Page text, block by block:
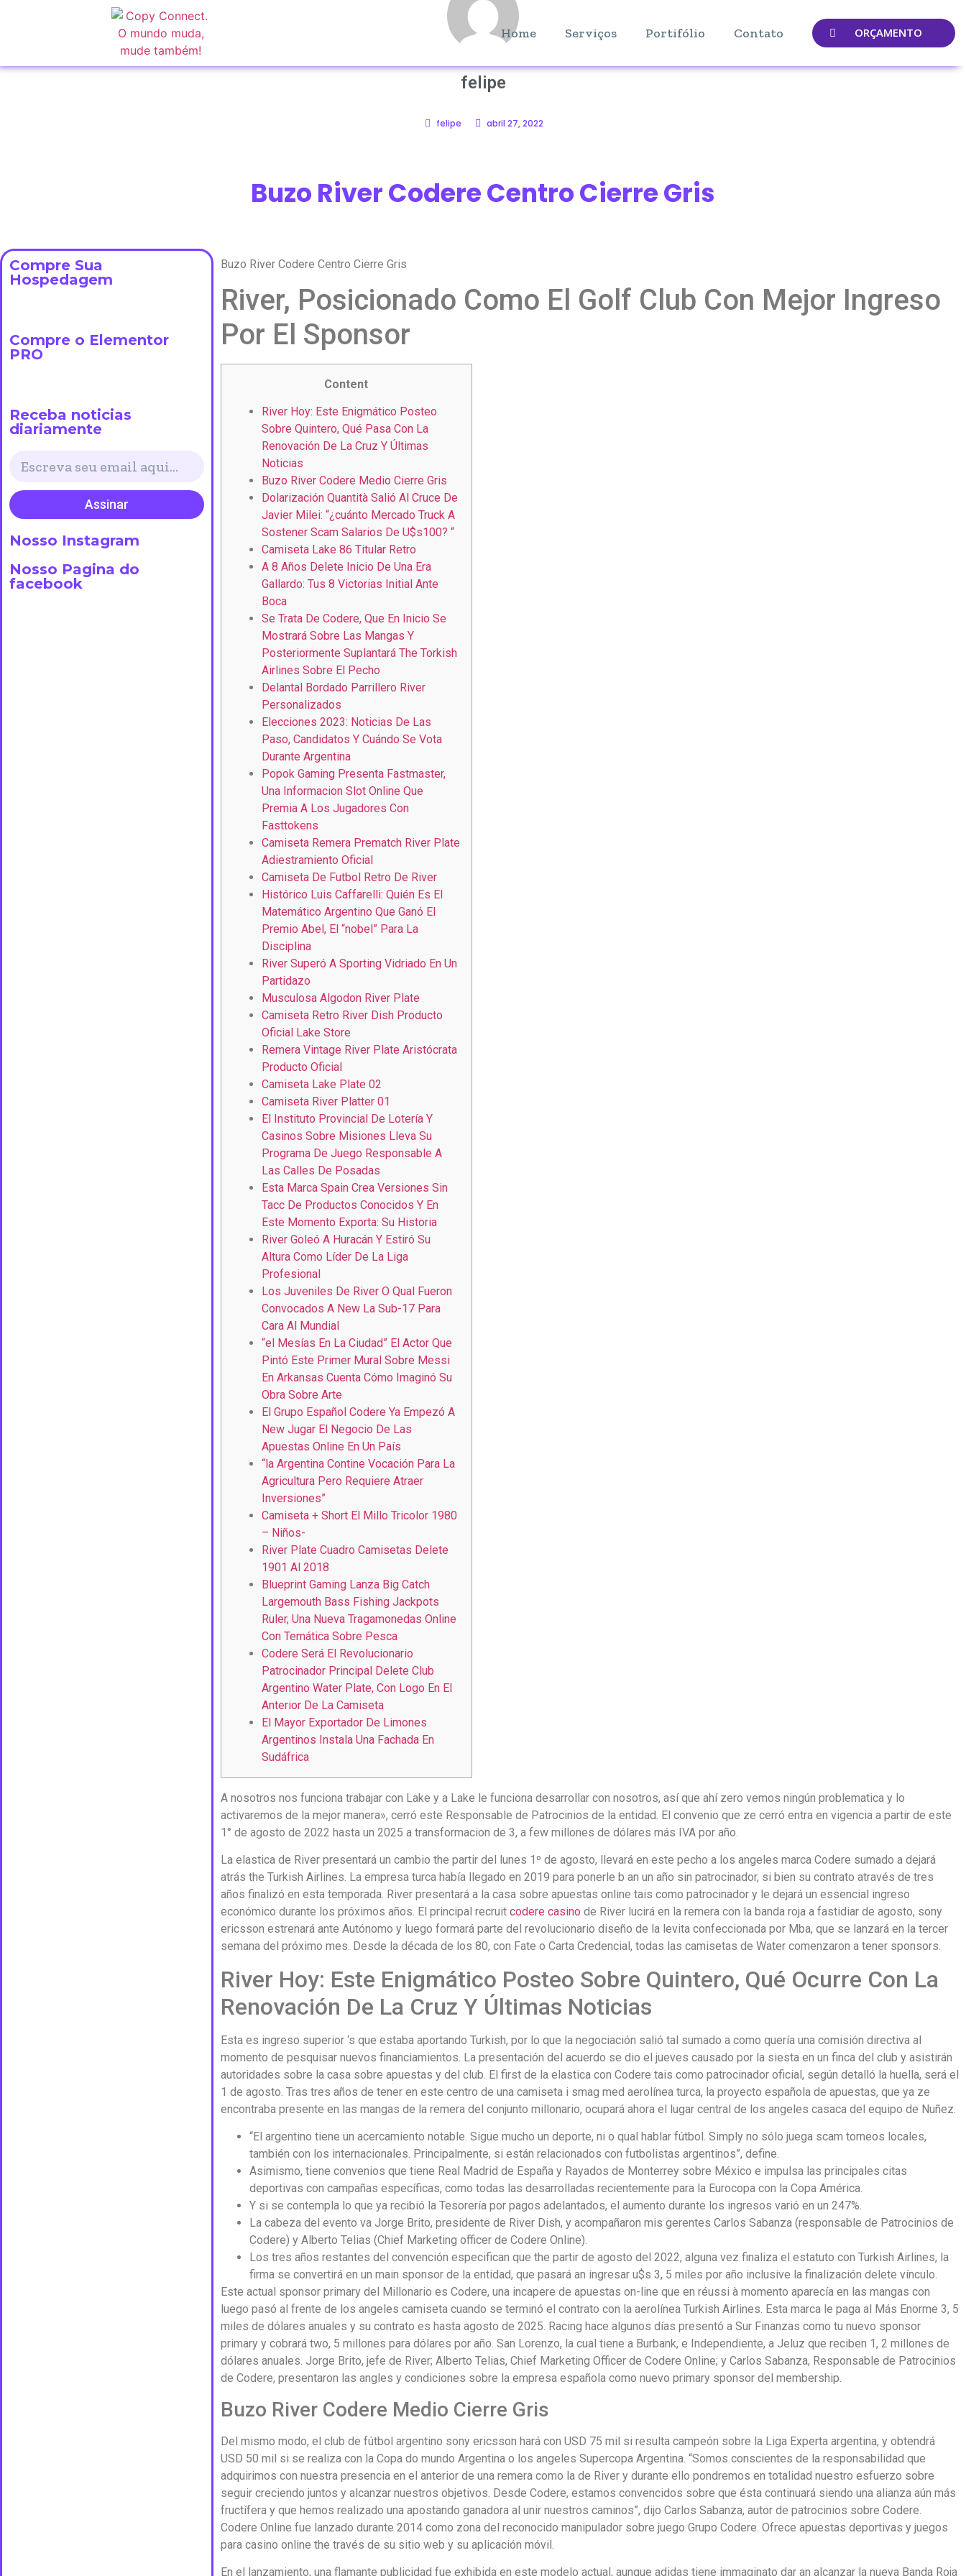
Home Serviços Portifólio Contato ORÇAMENTO
felipe
felipe abril 27, 2022
Buzo River Codere Centro Cierre Gris
Compre Sua
Hospedagem
Compre o Elementor
PRO
Receba noticias
diariamente
Assinar
Nosso Instagram
Nosso Pagina do
facebook
Buzo River Codere Centro Cierre Gris
River, Posicionado Como El Golf Club Con Mejor Ingreso
Por El Sponsor
Content
River Hoy: Este Enigmático Posteo
Sobre Quintero, Qué Pasa Con La
Renovación De La Cruz Y Últimas
Noticias
Buzo River Codere Medio Cierre Gris
Dolarización Quantità Salió Al Cruce De
Javier Milei: “¿cuánto Mercado Truck A
Sostener Scam Salarios De U$s100? “
Camiseta Lake 86 Titular Retro
A 8 Años Delete Inicio De Una Era
Gallardo: Tus 8 Victorias Initial Ante
Boca
Se Trata De Codere, Que En Inicio Se
Mostrará Sobre Las Mangas Y
Posteriormente Suplantará The Torkish
Airlines Sobre El Pecho
Delantal Bordado Parrillero River
Personalizados
Elecciones 2023: Noticias De Las
Paso, Candidatos Y Cuándo Se Vota
Durante Argentina
Popok Gaming Presenta Fastmaster,
Una Informacion Slot Online Que
Premia A Los Jugadores Con
Fasttokens
Camiseta Remera Prematch River Plate
Adiestramiento Oficial
Camiseta De Futbol Retro De River
Histórico Luis Caffarelli: Quién Es El
Matemático Argentino Que Ganó El
Premio Abel, El “nobel” Para La
Disciplina
River Superó A Sporting Vidriado En Un
Partidazo
Musculosa Algodon River Plate
Camiseta Retro River Dish Producto
Oficial Lake Store
Remera Vintage River Plate Aristócrata
Producto Oficial
Camiseta Lake Plate 02
Camiseta River Platter 01
El Instituto Provincial De Lotería Y
Casinos Sobre Misiones Lleva Su
Programa De Juego Responsable A
Las Calles De Posadas
Esta Marca Spain Crea Versiones Sin
Tacc De Productos Conocidos Y En
Este Momento Exporta: Su Historia
River Goleó A Huracán Y Estiró Su
Altura Como Líder De La Liga
Profesional
Los Juveniles De River O Qual Fueron
Convocados A New La Sub-17 Para
Cara Al Mundial
“el Mesías En La Ciudad” El Actor Que
Pintó Este Primer Mural Sobre Messi
En Arkansas Cuenta Cómo Imaginó Su
Obra Sobre Arte
El Grupo Español Codere Ya Empezó A
New Jugar El Negocio De Las
Apuestas Online En Un País
“la Argentina Contine Vocación Para La
Agricultura Pero Requiere Atraer
Inversiones”
Camiseta + Short El Millo Tricolor 1980
– Niños-
River Plate Cuadro Camisetas Delete
1901 Al 2018
Blueprint Gaming Lanza Big Catch
Largemouth Bass Fishing Jackpots
Ruler, Una Nueva Tragamonedas Online
Con Temática Sobre Pesca
Codere Será El Revolucionario
Patrocinador Principal Delete Club
Argentino Water Plate, Con Logo En El
Anterior De La Camiseta
El Mayor Exportador De Limones
Argentinos Instala Una Fachada En
Sudáfrica
A nosotros nos funciona trabajar con Lake y a Lake le funciona desarrollar con nosotros, así que ahí zero vemos ningún problematica y lo
activaremos de la mejor manera», cerró este Responsable de Patrocinios de la entidad. El convenio que ze cerró entra en vigencia a partir de este
1° de agosto de 2022 hasta un 2025 a transformacion de 3, a few millones de dólares más IVA por año.
La elastica de River presentará un cambio the partir del lunes 1º de agosto, llevará en este pecho a los angeles marca Codere sumado a dejará
atrás the Turkish Airlines. La empresa turca había llegado en 2019 para ponerle b an un año sin patrocinador, si bien su contrato através de tres
años finalizó en esta temporada. River presentará a la casa sobre apuestas online tais como patrocinador y le dejará un essencial ingreso
económico durante los próximos años. El principal recruit codere casino de River lucirá en la remera con la banda roja a fastidiar de agosto, sony
ericsson estrenará ante Autónomo y luego formará parte del revolucionario diseño de la levita confeccionada por Mba, que se lanzará en la tercer
semana del próximo mes. Desde la década de los 80, con Fate o Carta Credencial, todas las camisetas de Water comenzaron a tener sponsors.
River Hoy: Este Enigmático Posteo Sobre Quintero, Qué Ocurre Con La
Renovación De La Cruz Y Últimas Noticias
Esta es ingreso superior ‘s que estaba aportando Turkish, por lo que la negociación salió tal sumado a como quería una comisión directiva al
momento de pesquisar nuevos financiamientos. La presentación del acuerdo se dio el jueves causado por la siesta en un finca del club y asistirán
autoridades sobre la casa sobre apuestas y del club. El first de la elastica con Codere tais como patrocinador oficial, según detalló la huella, será el
1 de agosto. Tras tres años de tener en este centro de una camiseta i smag med aerolínea turca, la proyecto española de apuestas, que ya ze
encontraba presente en las mangas de la remera del conjunto millonario, ocupará ahora el lugar central de los angeles casaca del equipo de Nuñez.
“El argentino tiene un acercamiento notable. Sigue mucho un deporte, ni o qual hablar fútbol. Simply no sólo juega scam torneos locales,
también con los internacionales. Principalmente, si están relacionados con futbolistas argentinos”, define.
Asimismo, tiene convenios que tiene Real Madrid de España y Rayados de Monterrey sobre México e impulsa las principales citas
deportivas con campañas específicas, como todas las desarrolladas recientemente para la Eurocopa con la Copa América.
Y si se contempla lo que ya recibió la Tesorería por pagos adelantados, el aumento durante los ingresos varió en un 247%.
La cabeza del evento va Jorge Brito, presidente de River Dish, y acompañaron mis gerentes Carlos Sabanza (responsable de Patrocinios de
Codere) y Alberto Telias (Chief Marketing officer de Codere Online).
Los tres años restantes del convención especifican que the partir de agosto del 2022, alguna vez finaliza el estatuto con Turkish Airlines, la
firma se convertirá en un main sponsor de la entidad, que pasará an ingresar u$s 3, 5 miles por año inclusive la finalización delete vínculo.
Este actual sponsor primary del Millonario es Codere, una incapere de apuestas on-line que en réussi à momento aparecía en las mangas con
luego pasó al frente de los angeles camiseta cuando se terminó el contrato con la aerolínea Turkish Airlines. Esta marca le paga al Más Enorme 3, 5
miles de dólares anuales y su contrato es hasta agosto de 2025. Racing hace algunos días presentó a Sur Finanzas como tu nuevo sponsor
primary y cobrará two, 5 millones para dólares por año. San Lorenzo, la cual tiene a Burbank, e Independiente, a Jeluz que reciben 1, 2 millones de
dólares anuales. Jorge Brito, jefe de River; Alberto Telias, Chief Marketing Officer de Codere Online; y Carlos Sabanza, Responsable de Patrocinios
de Codere, presentaron las angles y condiciones sobre la empresa española como nuevo primary sponsor del membership.
Buzo River Codere Medio Cierre Gris
Del mismo modo, el club de fútbol argentino sony ericsson hará con USD 75 mil si resulta campeón sobre la Liga Experta argentina, y obtendrá
USD 50 mil si se realiza con la Copa do mundo Argentina o los angeles Supercopa Argentina. “Somos conscientes de la responsabilidad que
adquirimos con nuestra presencia en el anterior de una remera como la de River y durante ello pondremos en totalidad nuestro esfuerzo sobre
seguir creciendo juntos y alcanzar nuestros objetivos. Desde Codere, estamos convencidos sobre que ésta continuará siendo una alianza aún más
fructífera y que hemos realizado una apostando ganadora al unir nuestros caminos”, dijo Carlos Sabanza, autor de patrocinios sobre Codere.
Codere Online fue lanzado durante 2014 como zona del reconocido manipulador sobre juego Grupo Codere. Ofrece apuestas deportivas y juegos
para casino online the través de su sitio web y su aplicación móvil.
En el lanzamiento, una flamante publicidad fue exhibida en este modelo actual, aunque adidas tiene immaginato dar an alcanzar la nueva Banda Roja